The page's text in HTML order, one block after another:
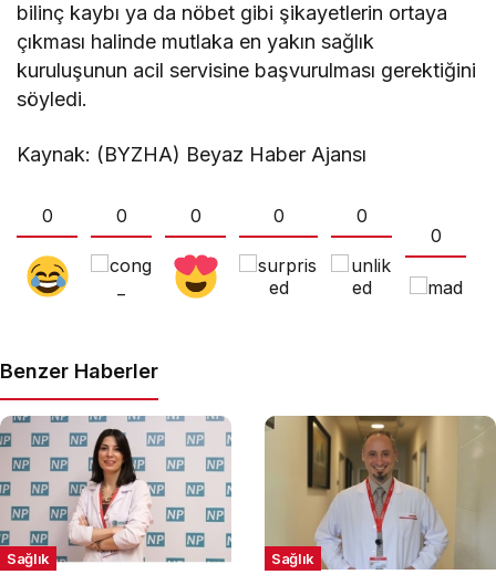
bilinç kaybı ya da nöbet gibi şikayetlerin ortaya
çıkması halinde mutlaka en yakın sağlık
kuruluşunun acil servisine başvurulması gerektiğini
söyledi.
Kaynak: (BYZHA) Beyaz Haber Ajansı
0 0 0 0
0
0
Benzer Haberler
Sağlık Sağlık